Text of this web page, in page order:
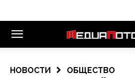
НОВОСТИ ОБЩЕСТВО